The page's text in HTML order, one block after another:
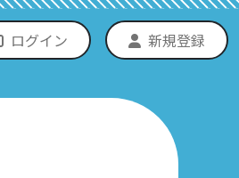
ログイン 新規登録